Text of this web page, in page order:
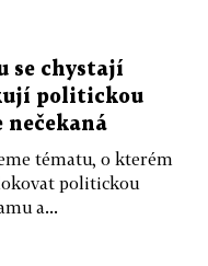
se chystají
politickou
nečekaná
tématu, o kterém
politickou
a...